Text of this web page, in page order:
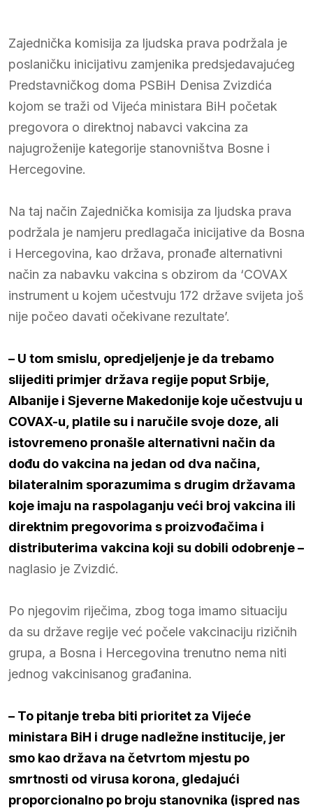
Zajednička komisija za ljudska prava podržala je
poslaničku inicijativu zamjenika predsjedavajućeg
Predstavničkog doma PSBiH Denisa Zvizdića
kojom se traži od Vijeća ministara BiH početak
pregovora o direktnoj nabavci vakcina za
najugroženije kategorije stanovništva Bosne i
Hercegovine.
Na taj način Zajednička komisija za ljudska prava
podržala je namjeru predlagača inicijative da Bosna
i Hercegovina, kao država, pronađe alternativni
način za nabavku vakcina s obzirom da ‘COVAX
instrument u kojem učestvuju 172 države svijeta još
nije počeo davati očekivane rezultate’.
– U tom smislu, opredjeljenje je da trebamo
slijediti primjer država regije poput Srbije,
Albanije i Sjeverne Makedonije koje učestvuju u
COVAX-u, platile su i naručile svoje doze, ali
istovremeno pronašle alternativni način da
dođu do vakcina na jedan od dva načina,
bilateralnim sporazumima s drugim državama
koje imaju na raspolaganju veći broj vakcina ili
direktnim pregovorima s proizvođačima i
distributerima vakcina koji su dobili odobrenje –
naglasio je Zvizdić.
Po njegovim riječima, zbog toga imamo situaciju
da su države regije već počele vakcinaciju rizičnih
grupa, a Bosna i Hercegovina trenutno nema niti
jednog vakcinisanog građanina.
– To pitanje treba biti prioritet za Vijeće
ministara BiH i druge nadležne institucije, jer
smo kao država na četvrtom mjestu po
smrtnosti od virusa korona, gledajući
proporcionalno po broju stanovnika (ispred nas